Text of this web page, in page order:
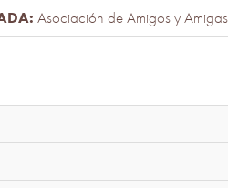
Asociación de Amigos y